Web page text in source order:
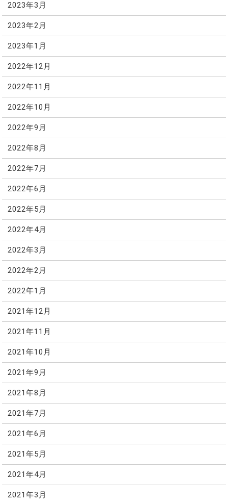
2023年3月
2023年2月
2023年1月
2022年12月
2022年11月
2022年10月
2022年9月
2022年8月
2022年7月
2022年6月
2022年5月
2022年4月
2022年3月
2022年2月
2022年1月
2021年12月
2021年11月
2021年10月
2021年9月
2021年8月
2021年7月
2021年6月
2021年5月
2021年4月
2021年3月